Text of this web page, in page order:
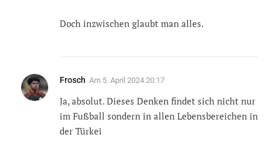
Doch inzwischen glaubt man alles.
Frosch Am 5. April 2024 20:17
Ja, absolut. Dieses Denken findet sich nicht nur
im Fußball sondern in allen Lebensbereichen in
der Türkei